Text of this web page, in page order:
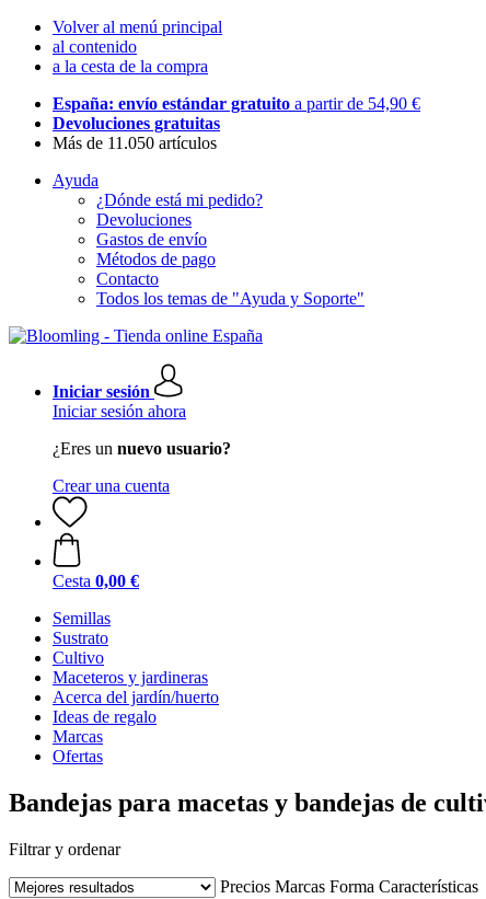
Volver al menú principal
al contenido
a la cesta de la compra
España: envío estándar gratuito a partir de 54,90 €
Devoluciones gratuitas
Más de 11.050 artículos
Ayuda
¿Dónde está mi pedido?
Devoluciones
Gastos de envío
Métodos de pago
Contacto
Todos los temas de "Ayuda y Soporte"
Iniciar sesión
Iniciar sesión ahora
¿Eres un nuevo usuario?
Crear una cuenta
Cesta 0,00 €
Semillas
Sustrato
Cultivo
Maceteros y jardineras
Acerca del jardín/huerto
Ideas de regalo
Marcas
Ofertas
Bandejas para macetas y bandejas de
Filtrar y ordenar
Precios Marcas Forma Características